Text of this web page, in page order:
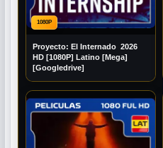
1080P
Proyecto: El Internado 2026
HD [1080P] Latino [Mega]
[Googledrive]